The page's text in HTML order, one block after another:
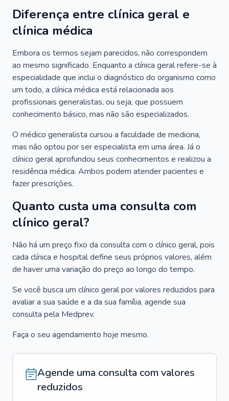
Diferença entre clínica geral e
clínica médica
Embora os termos sejam parecidos, não correspondem
ao mesmo significado. Enquanto a clínica geral refere-se à
especialidade que inclui o diagnóstico do organismo como
um todo, a clínica médica está relacionada aos
profissionais generalistas, ou seja, que possuem
conhecimento básico, mas não são especializados.
O médico generalista cursou a faculdade de medicina,
mas não optou por ser especialista em uma área. Já o
clínico geral aprofundou seus conhecimentos e realizou a
residência médica. Ambos podem atender pacientes e
fazer prescrições.
Quanto custa uma consulta com
clínico geral?
Não há um preço fixo da consulta com o clínico geral, pois
cada clínica e hospital define seus próprios valores, além
de haver uma variação do preço ao longo do tempo.
Se você busca um clínico geral por valores reduzidos para
avaliar a sua saúde e a da sua família, agende sua
consulta pela Medprev.
Faça o seu agendamento hoje mesmo.
Agende uma consulta com valores
reduzidos